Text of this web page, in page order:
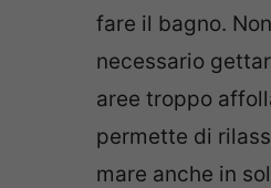
fare il bagno.
necessario
aree troppo
permette di
mare anche in